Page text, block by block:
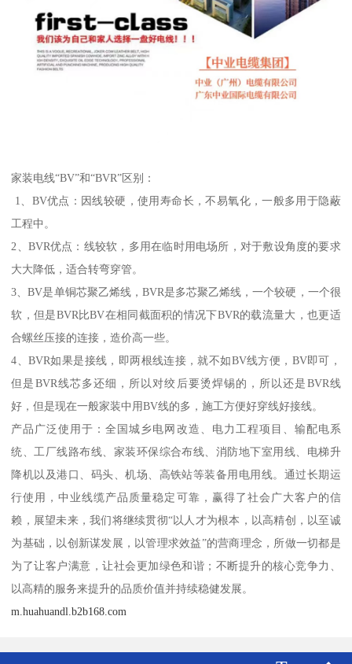
家装电线“BV”和“BVR”区别：
1、BV优点：因线较硬，使用寿命长，不易氧化，一般多用于隐蔽
工程中。
2、BVR优点：线较软，多用在临时用电场所，对于敷设角度的要求
大大降低，适合转弯穿管。
3、BV是单铜芯聚乙烯线，BVR是多芯聚乙烯线，一个较硬，一个很
软，但是BVR比BV在相同截面积的情况下BVR的载流量大，也更适
合螺丝压接的连接，造价高一些。
4、BVR如果是接线，即两根线连接，就不如BV线方便，BV即可，
但是BVR线芯多还细，所以对绞后要烫焊锡的，所以还是BVR线
好，但是现在一般家装中用BV线的多，施工方便好穿线好接线。
产品广泛使用于：全国城乡电网改造、电力工程项目、输配电系
统、工厂线路布线、家装环保综合布线、消防地下室用线、电梯升
降机以及港口、码头、机场、高铁站等装备用电用线。通过长期运
行使用，中业线缆产品质量稳定可靠，赢得了社会广大客户的信
赖，展望未来，我们将继续贯彻“以人才为根本，以高精创，以至诚
为基础，以创新谋发展，以管理求效益”的营商理念，所做一切都是
为了让客户满意，让社会更加绿色和谐；不断提升的核心竞争力、
以高精的服务来提升的品质价值并持续稳健发展。
m.huahuandl.b2b168.com